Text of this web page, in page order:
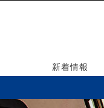
新着情報